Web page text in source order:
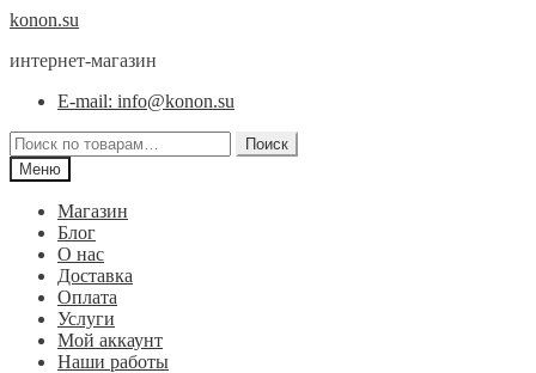
Перейти
навигации
Перейти
содержимому
konon.su
интернет-магазин
E-mail: info@konon.su
Искать:
Поиск
Меню
Магазин
Блог
О нас
Доставка
Оплата
Услуги
Мой аккаунт
Наши работы